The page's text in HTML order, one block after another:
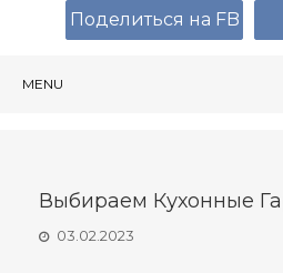
MENU
Выбираем Кухонные
03.02.2023
Поделиться на FB